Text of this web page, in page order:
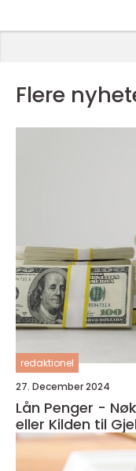
Flere
redaktionel
27. December 2024
Lån Penger -
eller Kilden til